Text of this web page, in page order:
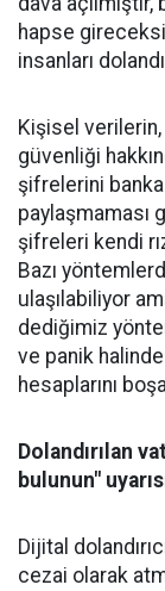
hapse
insanları
Kişisel
güvenliği
şifrelerini
paylaşmaması
şifreleri kendi
Bazı
ulaşılabiliyor
dediğimiz
ve panik
hesaplarını
Dolandırılan
bulunun"
Dijital
cezai olarak